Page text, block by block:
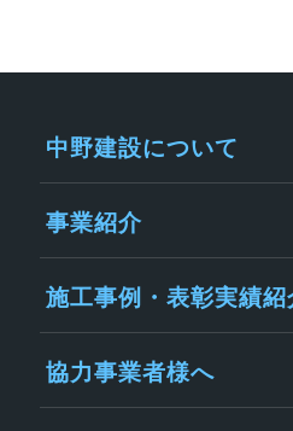
中野建設について
事業紹介
施工事例・表彰実績紹
協力事業者様へ